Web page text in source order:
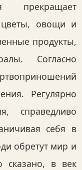
прекращает
овощи и
продукты,
Согласно
Регулярно
справедливо
себя в
обретут мир и
сказано, в век